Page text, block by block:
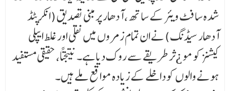
شد ہ سافٹ ویئر کے ساتھ، آدھار پر مبنی تصدیق (انکرپٹڈ
آدھار سیڈنگ) نے ان تمام زمروں میں نقلی اور غلط ایپلی
کیشنز کو مو ¿ثر طریقے سے روک دیا ہے۔ نتیجتاً، حقیقی مستفید
ہونے والوں کو داخلے کے زیادہ مواقع ملے ہیں۔